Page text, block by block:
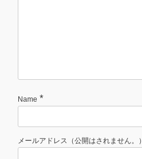
Name *
メールアドレス（公開はされません。）